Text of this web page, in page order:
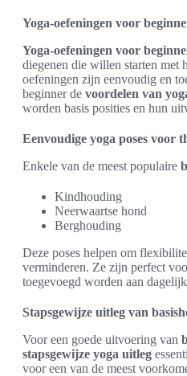
Yoga-oefeningen voor
Yoga-oefeningen voor
diegenen die willen starten met
oefeningen zijn eenvoudig en
beginner de voordelen van
worden basis posities en hun
Eenvoudige yoga poses voor
Enkele van de meest populaire
Kindhouding
Neerwaartse hond
Berghouding
Deze poses helpen om
verminderen. Ze zijn perfect
toegevoegd worden aan
Stapsgewijze uitleg van
Voor een goede uitvoering van
stapsgewijze yoga uitleg
voor een van de meest